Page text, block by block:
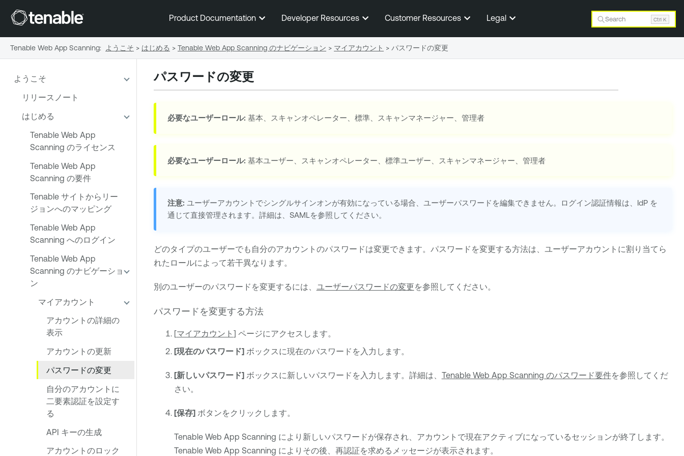
メインコンテンツに移動する
Product Documentation Developer Resources Customer Resources Legal Search Ctrl K
ようこそ
リリースノート
はじめる
Tenable Web App
Scanning のライセンス
Tenable Web App
Scanning の要件
Tenable サイトからリー
ジョンへのマッピング
Tenable Web App
Scanning へのログイン
Tenable Web App
Scanning のナビゲーショ
ン
マイアカウント
アカウントの詳細の
表示
アカウントの更新
パスワードの変更
自分のアカウントに
二要素認証を設定す
る
API キーの生成
アカウントのロック
パスワードの変更
必要なユーザーロール: 基本、スキャンオペレーター、標準、スキャンマネージャー、管理者
必要なユーザーロール: 基本ユーザー、スキャンオペレーター、標準ユーザー、スキャンマネージャー、管理者
注意: ユーザーアカウントでシングルサインオンが有効になっている場合、ユーザーパスワードを編集できません。ログイン認証情報は、IdP を
通じて直接管理されます。詳細は、SAMLを参照してください。
どのタイプのユーザーでも自分のアカウントのパスワードは変更できます。パスワードを変更する方法は、ユーザーアカウントに割り当てら
れたロールによって若干異なります。
別のユーザーのパスワードを変更するには、 ユーザーパスワードの変更を参照してください。
パスワードを変更する方法
[マイアカウント ] ページにアクセスします。
[現在のパスワード]ボックスに現在のパスワードを入力します。
[新しいパスワード]ボックスに新しいパスワードを入力します。詳細は、 Tenable Web App Scanning のパスワード要件を参照してくだ
さい。
[保存]ボタンをクリックします。
Tenable Web App Scanning により新しいパスワードが保存され、アカウントで現在アクティブになっているセッションが終了します。
Tenable Web App Scanning によりその後、再認証を求めるメッセージが表示されます。
Tenable Web App Scanning: ようこそ > はじめる > Tenable Web App Scanning のナビゲーション > マイアカウント > パスワードの変更